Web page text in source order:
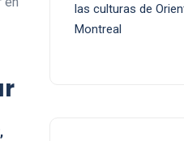
las culturas de
Montreal